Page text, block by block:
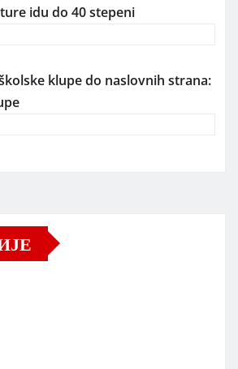
idu do 40 stepeni
školske klupe do naslovnih strana: